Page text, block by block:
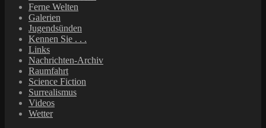
Ferne Welten
Galerien
Jugendsünden
Kennen Sie . . .
Links
Nachrichten-Archiv
Raumfahrt
Science Fiction
Surrealismus
Videos
Wetter